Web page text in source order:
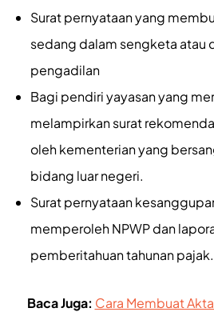
Surat pernyataan yang
sedang dalam sengketa atau
pengadilan
Bagi pendiri yayasan yang
melampirkan surat
oleh kementerian yang
bidang luar negeri.
Surat pernyataan
memperoleh NPWP dan
pemberitahuan tahunan pajak.
Baca Juga: Cara Membuat